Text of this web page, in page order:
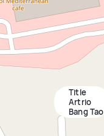
Title
Artrio
Bang Tao